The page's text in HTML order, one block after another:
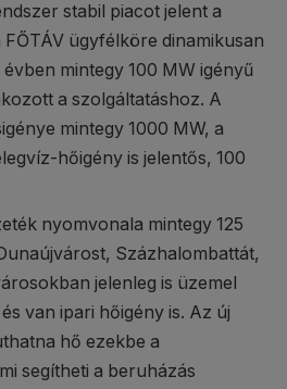
stabil piacot jelent a
ügyfélköre dinamikusan
mintegy 100 MW igényű
a szolgáltatáshoz. A
mintegy 1000 MW, a
hőigény is jelentős, 100
nyomvonala mintegy 125
Százhalombattát,
jelenleg is üzemel
van ipari hőigény is. Az új
hő ezekbe a
segítheti a beruházás